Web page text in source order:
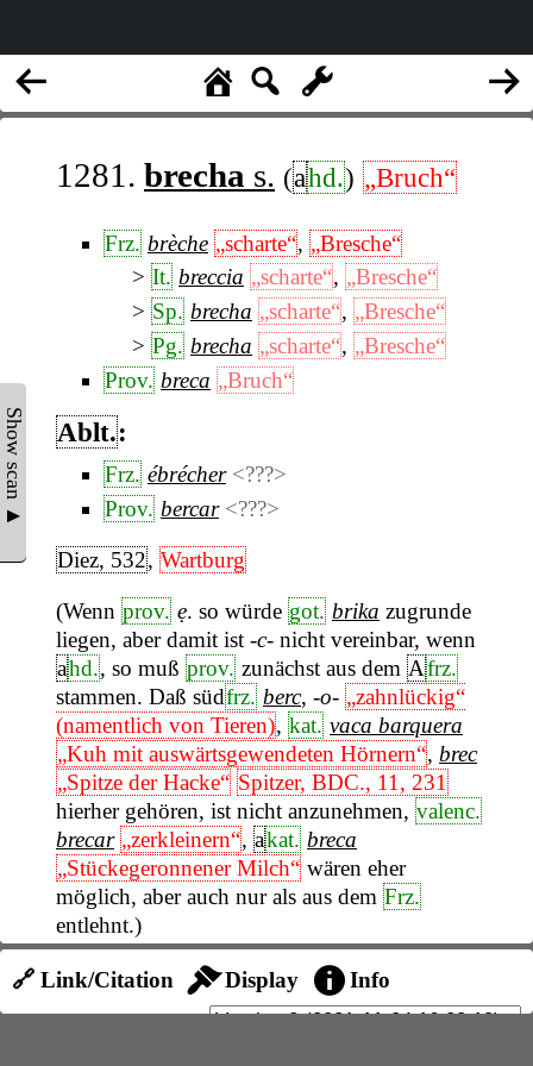
Show scan ▲
1281. brecha s. (ahd.) „Bruch“
Frz. brèche „scharte“, „Bresche“
It. breccia „scharte“, „Bresche“
Sp. brecha „scharte“, „Bresche“
Pg. brecha „scharte“, „Bresche“
Prov. breca „Bruch“
Ablt.:
Frz. ébrécher <???>
Prov. bercar <???>
Diez, 532, Wartburg
(Wenn prov. ẹ. so würde got. brika zugrunde
liegen, aber damit ist -c- nicht vereinbar, wenn
ahd., so muß prov. zunächst aus dem Afrz.
stammen. Daß südfrz. berc, -o- „zahnlückig“
(namentlich von Tieren), kat. vaca barquera
„Kuh mit auswärtsgewendeten Hörnern“, brec
„Spitze der Hacke“ Spitzer, BDC., 11, 231
hierher gehören, ist nicht anzunehmen, valenc.
brecar „zerkleinern“, akat. breca
„Stückegeronnener Milch“ wären eher
möglich, aber auch nur als aus dem Frz.
entlehnt.)
🔗 Link/Citation Display Info